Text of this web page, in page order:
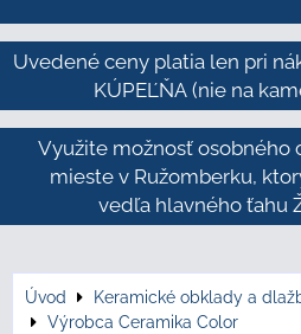
Uvedené ceny platia len pri
KÚPEĽŇA (nie na
Využite možnosť osobného
mieste v Ružomberku,
vedľa hlavného ťahu
Úvod Keramické obklady a
Výrobca Ceramika Color